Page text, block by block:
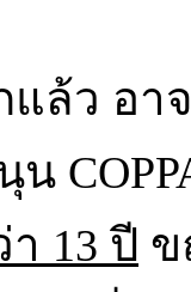
ล้ว อา
น
13 ปี